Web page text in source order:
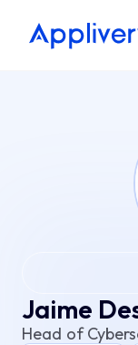
Jaime
Head of